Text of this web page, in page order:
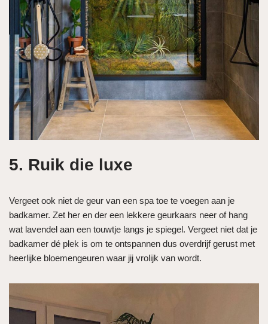
5. Ruik die luxe
Vergeet ook niet de geur van een spa toe te voegen aan je
badkamer. Zet her en der een lekkere geurkaars neer of hang
wat lavendel aan een touwtje langs je spiegel. Vergeet niet dat je
badkamer dé plek is om te ontspannen dus overdrijf gerust met
heerlijke bloemengeuren waar jij vrolijk van wordt.